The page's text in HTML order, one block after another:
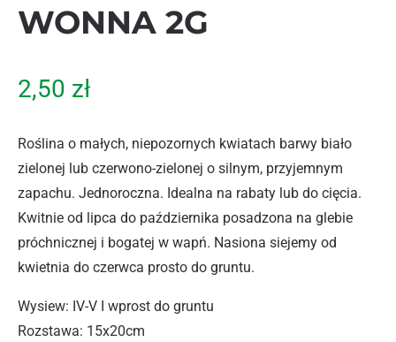
WONNA 2G
2,50 zł
Roślina o małych, niepozornych kwiatach barwy biało
zielonej lub czerwono-zielonej o silnym, przyjemnym
zapachu. Jednoroczna. Idealna na rabaty lub do cięcia.
Kwitnie od lipca do października posadzona na glebie
próchnicznej i bogatej w wapń. Nasiona siejemy od
kwietnia do czerwca prosto do gruntu.
Wysiew: IV-V I wprost do gruntu
Rozstawa: 15x20cm